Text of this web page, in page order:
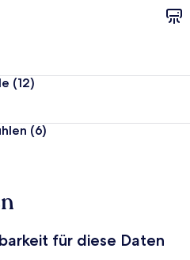
(12)
(6)
für diese Daten